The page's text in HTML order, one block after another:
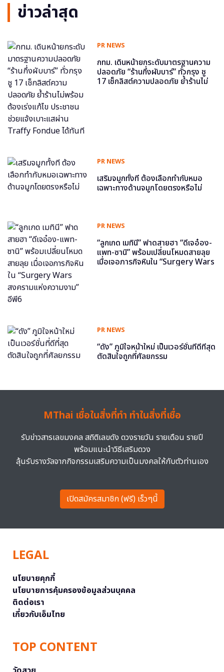
ข่าวล่าสุด
PR NEWS
กทม. เดินหน้ายกระดับมาตรฐานความ
ปลอดภัย “ร้านกึ่งผับบาร์” ทั่วกรุง ชู
17 เช็กลิสต์ความปลอดภัย ย้ำร้านไม่
PR NEWS
เสริมจมูกทั้งที ต้องเลือกทำกับหมอ
เฉพาะทางด้านจมูกโดยตรงหรือไม่
PR NEWS
“ลูกเกด เมทินี” ฟาดสายฮา “ดีเจอ๋อง-
แพท-ซานิ” พร้อมเปลี่ยนโหมดสายลุย
เมื่อเจอภารกิจหินใน “Surgery Wars
PR NEWS
“ดัง” ภูมิใจหน้าใหม่ เป็นเวอร์ชั่นที่ดีที่สุด
ตัดสินใจถูกที่ศัลยกรรม
MThai เชื่อในสิ่งที่ทำ ทำในสิ่งที่เชื่อ
รับข่าวสารเลขมงคล สถิติเลขดัง ดวงรายวัน รายเดือน รายปี
พร้อมแนะนำวิธีเสริมดวง
ลุ้นรับรางวัลจากกิจกรรมเสริมความเป็นมงคลให้กับตัวท่านเอง
เปิดสมัครสมาชิก (ฟรี) เร็วๆนี้
LEGAL
นโยบายคุกกี้
นโยบายการคุ้มครองข้อมูลส่วนบุคคล
ติดต่อเรา
เกี่ยวกับเอ็มไทย
TOP CONTENT